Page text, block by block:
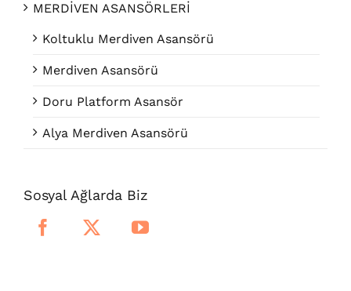
MERDİVEN ASANSÖRLERİ
Koltuklu Merdiven Asansörü
Merdiven Asansörü
Doru Platform Asansör
Alya Merdiven Asansörü
Sosyal Ağlarda Biz